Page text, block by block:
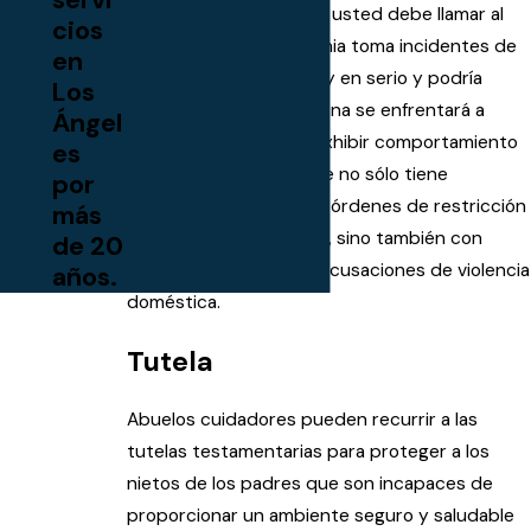
su seguridad, entonces usted debe llamar al
911. El estado de California toma incidentes de
muy en serio y podría
significar que una persona se enfrentará a
cargos criminales por exhibir comportamiento
violento. Nuestro bufete no sólo tiene
experiencia en obtener órdenes de restricción
por violencia doméstica, sino también con
defenderse contra las acusaciones de violencia
doméstica.
Tutela
Abuelos cuidadores pueden recurrir a las
tutelas testamentarias para proteger a los
nietos de los padres que son incapaces de
proporcionar un ambiente seguro y saludable
cios
en
Los
Ángel
es
por
más
de 20
años.